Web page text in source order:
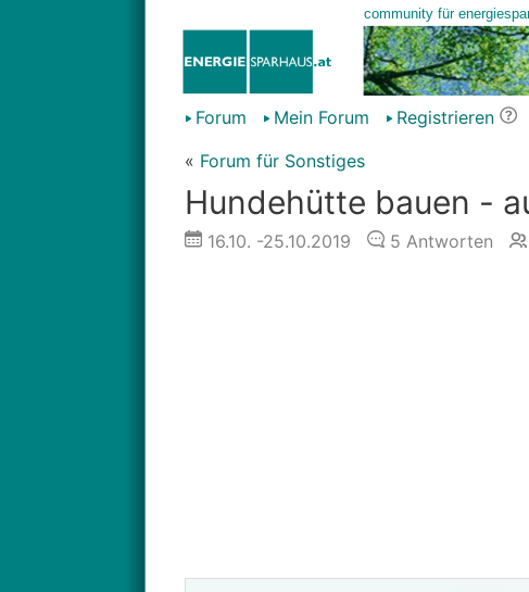
Forum Mein Forum Registrieren
« Forum für Sonstiges
Hundehütte bauen -
16.10. -25.10.2019 5 Antworten